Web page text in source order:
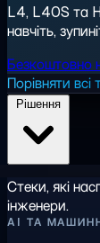
L4, L40S та
навчіть,
Безкоштовно
Порівняти
Стеки, які
інженери.
AI ТА